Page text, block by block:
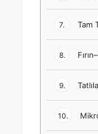
7. Tam
8.
9.
10.